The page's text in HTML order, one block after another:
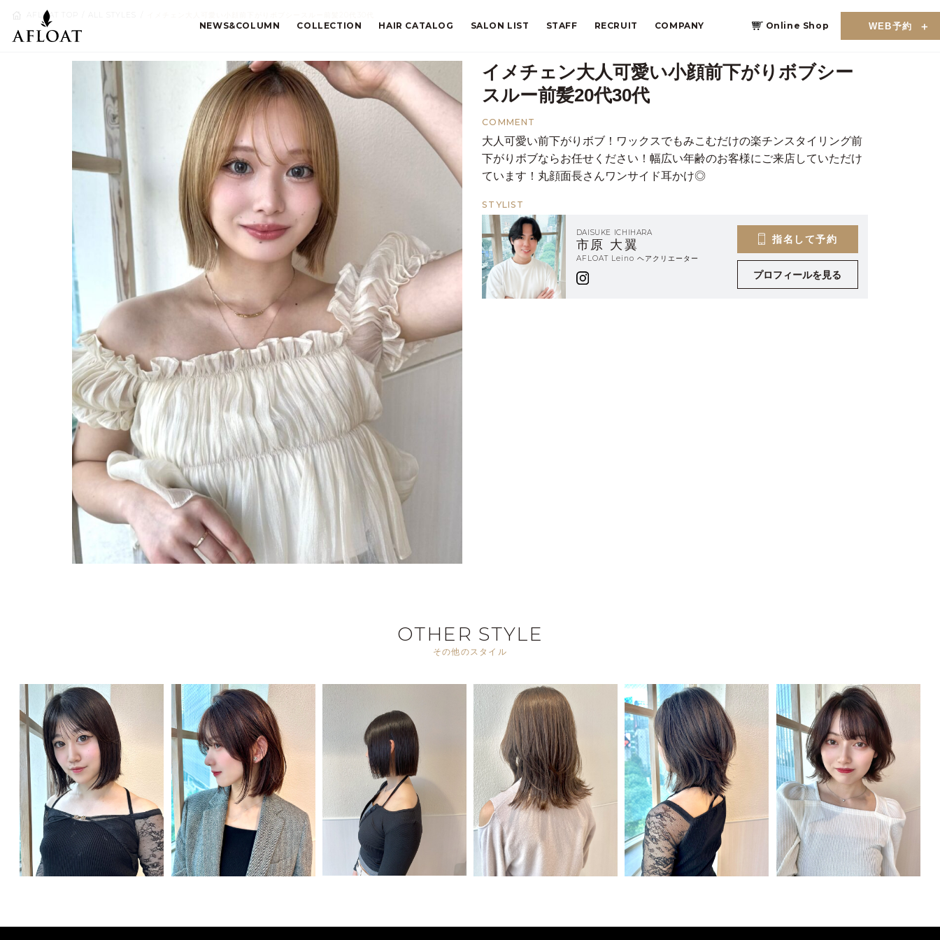
NEWS&COLUMN COLLECTION HAIR CATALOG SALON LIST STAFF RECRUIT COMPANY Online Shop WEB予約
AFLOAT TOP
イメチェン大人可愛い小顔前下がりボブシー
スルー前髪20代30代
COMMENT
大人可愛い前下がりボブ！ワックスでもみこむだけの楽チンスタイリング前
下がりボブならお任せください！幅広い年齢のお客様にご来店していただけ
ています！丸顔面長さんワンサイド耳かけ◎
STYLIST
DAISUKE ICHIHARA
市原 大翼
AFLOAT Leino ヘアクリエーター
指名して予約
プロフィールを見る
OTHER STYLE
その他のスタイル